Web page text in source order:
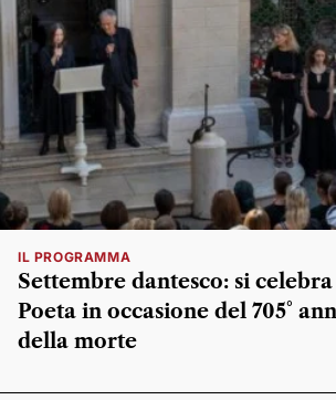
IL PROGRAMMA
Settembre dantesco: si
Poeta in occasione del 705°
della morte